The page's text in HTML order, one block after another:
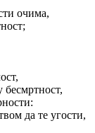
очима,
да те угости,